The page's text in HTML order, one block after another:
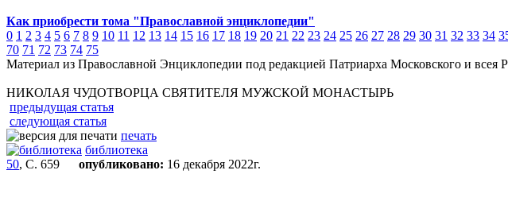
Как приобрести тома "Православной энциклопедии"
0 1 2 3 4 5 6 7 8 9 10 11 12 13 14 15 16 17 18 19 20 21 22 23 24 25 26 27 28 29 30 31 32 33 34
70 71 72 73 74 75
Материал из Православной Энциклопедии под редакцией Патриарха Московского и всея
НИКОЛАЯ ЧУДОТВОРЦА СВЯТИТЕЛЯ МУЖСКОЙ МОНАСТЫРЬ
предыдущая статья
следующая статья
печать
библиотека
50, С. 659 опубликовано: 16 декабря 2022г.